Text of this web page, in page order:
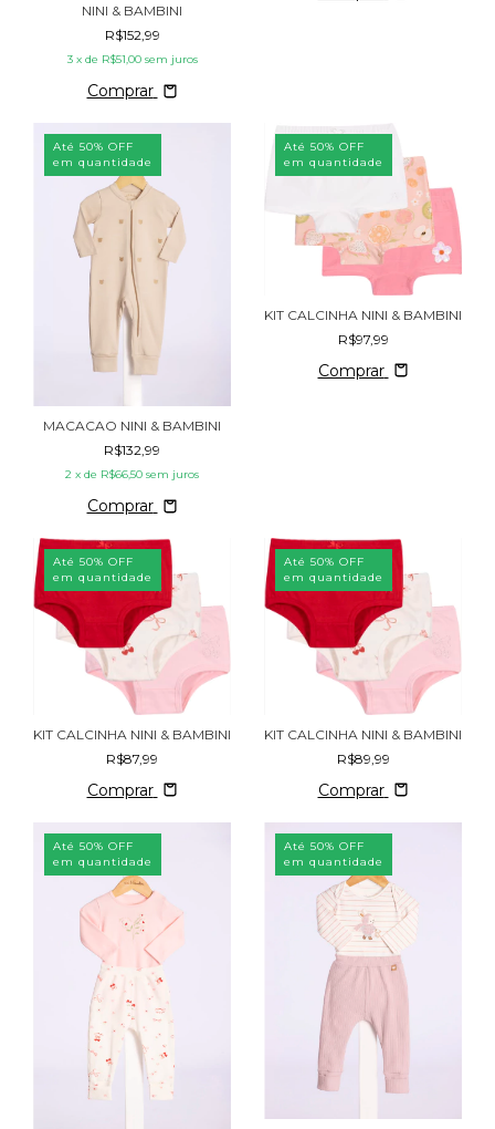
NINI & BAMBINI
R$152,99
3 x de R$51,00 sem juros
Comprar
Até 50% OFF
em quantidade
MACACAO NINI & BAMBINI
R$132,99
2 x de R$66,50 sem juros
Comprar
Até 50% OFF
em quantidade
KIT CALCINHA NINI & BAMBINI
R$97,99
Comprar
Até 50% OFF
em quantidade
KIT CALCINHA NINI & BAMBINI
R$87,99
Comprar
Até 50% OFF
em quantidade
KIT CALCINHA NINI & BAMBINI
R$89,99
Comprar
Até 50% OFF
em quantidade
Até 50% OFF
em quantidade